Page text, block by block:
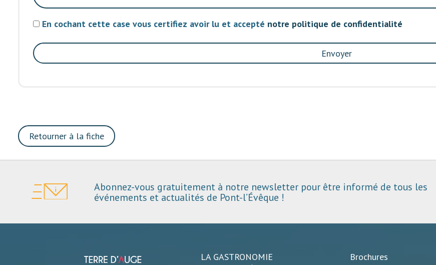
En cochant cette case vous certifiez avoir lu et accepté notre politique de confidentialité
Envoyer
Retourner à la fiche
Abonnez-vous gratuitement à notre newsletter pour être informé de tous les
événements et actualités de Pont-l’Évêque !
LA GASTRONOMIE
Brochures